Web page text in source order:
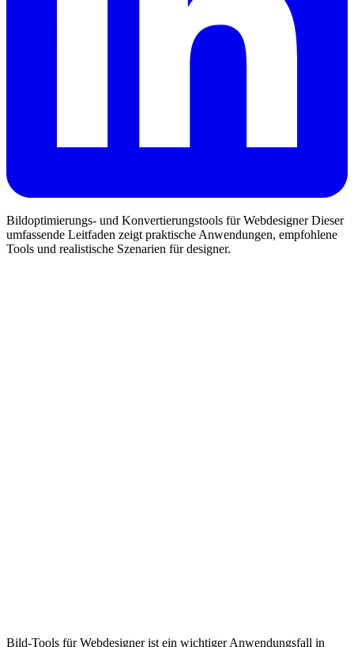
Bildoptimierungs- und Konvertierungstools für Webdesigner Dieser
umfassende Leitfaden zeigt praktische Anwendungen, empfohlene
Tools und realistische Szenarien für designer.
Bild-Tools für Webdesigner ist ein wichtiger Anwendungsfall in